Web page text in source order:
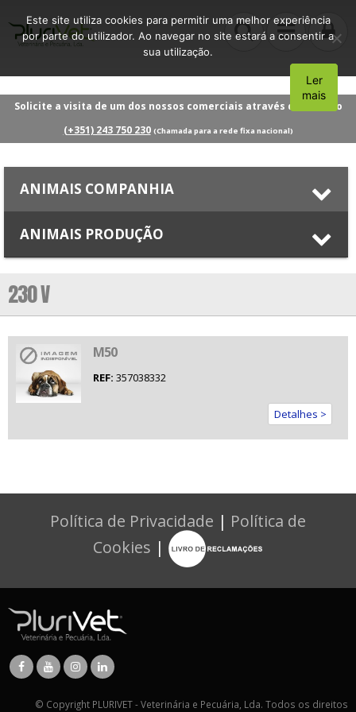
Solicite a visita de um dos nossos comerciais através do número
(+351) 243 750 230 (Chamada para a rede fixa nacional)
ANIMAIS COMPANHIA
ANIMAIS PRODUÇÃO
230 V
M50
REF: 357038332
Detalhes >
Política de Privacidade | Política de
Cookies |
© Copyright PLURIVET - Veterinária e Pecuária, Lda. Todos os direitos
Este site utiliza cookies para permitir uma melhor experiência
por parte do utilizador. Ao navegar no site estará a consentir a
sua utilização.
Aceito
Ler
mais